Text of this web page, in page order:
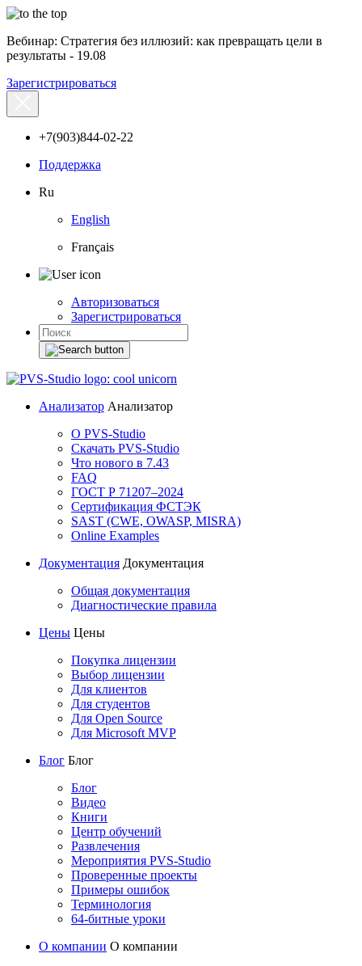
Вебинар: Стратегия без иллюзий: как превращать цели в
результаты - 19.08
Зарегистрироваться
+7(903)844-02-22
Поддержка
Ru
English
Français
Авторизоваться
Зарегистрироваться
Анализатор Анализатор
О PVS-Studio
Скачать PVS-Studio
Что нового в 7.43
FAQ
ГОСТ Р 71207–2024
Сертификация ФСТЭК
SAST (CWE, OWASP, MISRA)
Online Examples
Документация Документация
Общая документация
Диагностические правила
Цены Цены
Покупка лицензии
Выбор лицензии
Для клиентов
Для студентов
Для Open Source
Для Microsoft MVP
Блог Блог
Блог
Видео
Книги
Центр обучений
Развлечения
Мероприятия PVS-Studio
Проверенные проекты
Примеры ошибок
Терминология
64-битные уроки
О компании О компании